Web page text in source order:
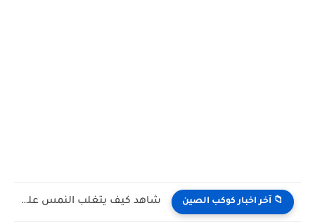
📁 آخر اخبار كوكب الصين فراشات تشرب دموع السلاحف.. مشهد حقيقي يوثق أحد أكثر السلوكيات...